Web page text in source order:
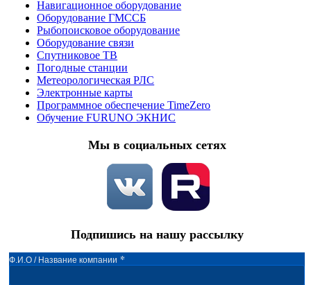
Навигационное оборудование
Оборудование ГМССБ
Рыбопоисковое оборудование
Оборудование связи
Спутниковое ТВ
Погодные станции
Метеорологическая РЛС
Электронные карты
Программное обеспечение TimeZero
Обучение FURUNO ЭКНИС
Мы в социальных сетях
Подпишись на нашу рассылку
Ф.И.О / Название компании *